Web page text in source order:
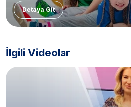
Detaya Git
İlgili Videolar